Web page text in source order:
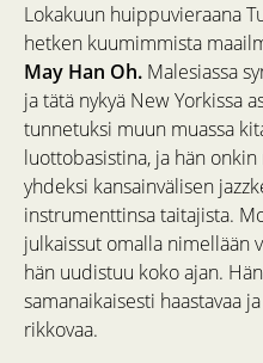
Lokakuun huippuvieraana
hetken kuumimmista
May Han Oh. Malesiassa
ja tätä nykyä New Yorkissa
tunnetuksi muun muassa
luottobasistina, ja hän
yhdeksi kansainvälisen
instrumenttinsa taitajista.
julkaissut omalla nimellään
hän uudistuu koko ajan.
samanaikaisesti haastavaa
rikkovaa.